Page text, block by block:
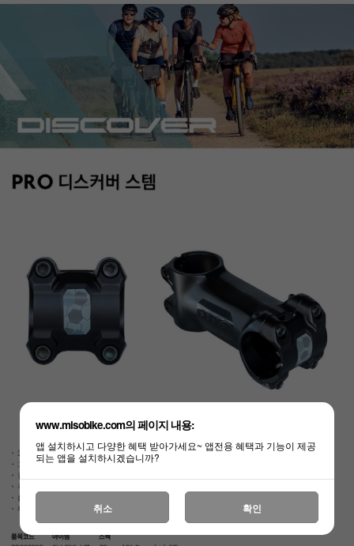
www.misobike.com의 페이지 내용:
앱 설치하시고 다양한 혜택 받아가세요~ 앱전용 혜택과 기능이 제공
되는 앱을 설치하시겠습니까?
취소 확인